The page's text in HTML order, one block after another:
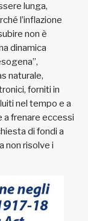
lunga,
l’inflazione
non è
dinamica
naturale,
forniti in
nel tempo e a
a frenare eccessi
di fondi a
non risolve i